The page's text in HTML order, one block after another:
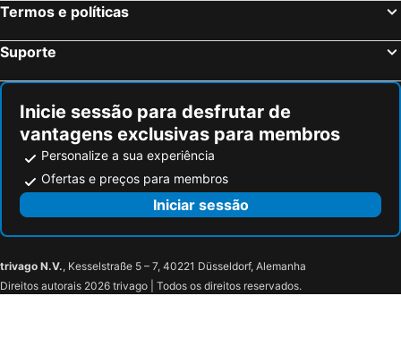
Premier Inn Sunderland City Centre
Hansen Hotel
Whites Hotel
Little Haven Hotel
The Grand Hotel
The Metropolitan Guest House
Ocean Inn
Travelodge Newcastle Cobalt Business Park
The Cara Guesthouse
The Lemonfield Hotel
The Beach House Boutique Hotel
Kensington House by Warren Collection
Embassy Newcastle, Sure Hotel Collection by Best Western
Termos e políticas
Suporte
Inicie sessão para desfrutar de
vantagens exclusivas para membros
Personalize a sua experiência
Ofertas e preços para membros
Iniciar sessão
trivago N.V., Kesselstraße 5 – 7, 40221 Düsseldorf, Alemanha
Direitos autorais 2026 trivago | Todos os direitos reservados.